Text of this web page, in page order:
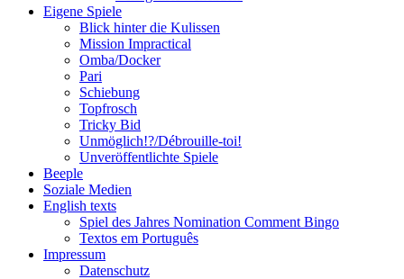
Eigene Spiele
Blick hinter die Kulissen
Mission Impractical
Omba/Docker
Pari
Schiebung
Topfrosch
Tricky Bid
Unmöglich!?/Débrouille-toi!
Unveröffentlichte Spiele
Beeple
Soziale Medien
English texts
Spiel des Jahres Nomination Comment Bingo
Textos em Português
Impressum
Datenschutz